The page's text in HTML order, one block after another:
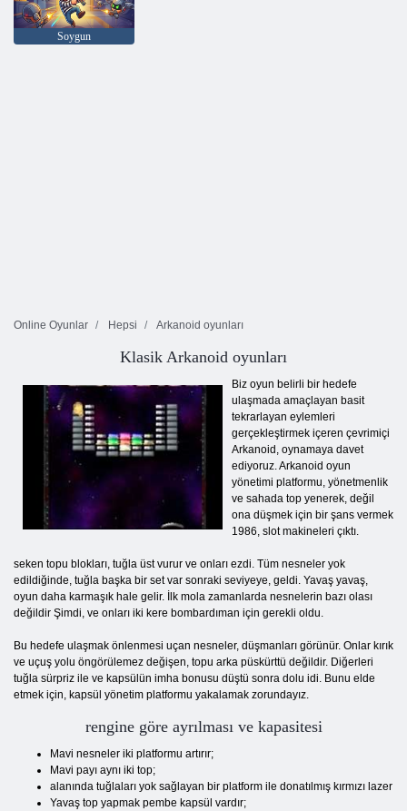
Soygun
Online Oyunlar Hepsi Arkanoid oyunları
Klasik Arkanoid oyunları
Biz oyun belirli bir hedefe
ulaşmada amaçlayan basit
tekrarlayan eylemleri
gerçekleştirmek içeren çevrimiçi
Arkanoid, oynamaya davet
ediyoruz. Arkanoid oyun
yönetimi platformu, yönetmenlik
ve sahada top yenerek, değil
ona düşmek için bir şans vermek
1986, slot makineleri çıktı.
seken topu blokları, tuğla üst vurur ve onları ezdi. Tüm nesneler yok
edildiğinde, tuğla başka bir set var sonraki seviyeye, geldi. Yavaş yavaş,
oyun daha karmaşık hale gelir. İlk mola zamanlarda nesnelerin bazı olası
değildir Şimdi, ve onları iki kere bombardıman için gerekli oldu.
Bu hedefe ulaşmak önlenmesi uçan nesneler, düşmanları görünür. Onlar kırık
ve uçuş yolu öngörülemez değişen, topu arka püskürttü değildir. Diğerleri
tuğla sürpriz ile ve kapsülün imha bonusu düştü sonra dolu idi. Bunu elde
etmek için, kapsül yönetim platformu yakalamak zorundayız.
rengine göre ayrılması ve kapasitesi
Mavi nesneler iki platformu artırır;
Mavi payı aynı iki top;
alanında tuğlaları yok sağlayan bir platform ile donatılmış kırmızı lazer
Yavaş top yapmak pembe kapsül vardır;